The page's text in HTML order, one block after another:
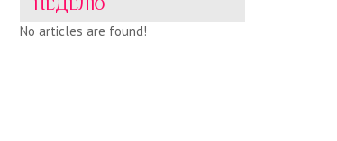
НЕДЕЛЮ
No articles are found!